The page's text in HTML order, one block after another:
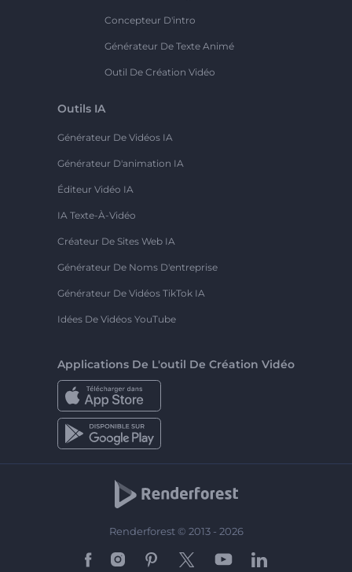
Concepteur D'intro
Générateur De Texte Animé
Outil De Création Vidéo
Outils IA
Générateur De Vidéos IA
Générateur D'animation IA
Éditeur Vidéo IA
IA Texte-À-Vidéo
Créateur De Sites Web IA
Générateur De Noms D'entreprise
Générateur De Vidéos TikTok IA
Idées De Vidéos YouTube
Applications De L'outil De Création Vidéo
Renderforest © 2013 - 2026